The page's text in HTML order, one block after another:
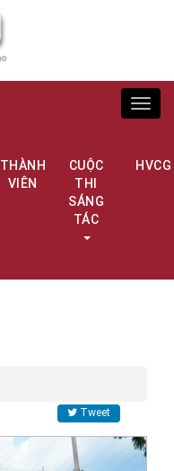
THÀNH
VIÊN
CUỘC
THI
SÁNG
TÁC
HVCG
Tweet